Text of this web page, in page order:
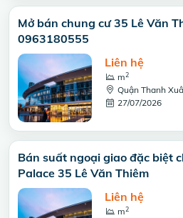
Mở bán chung cư 35 Lê Văn
0963180555
Liên hệ
m2
Quận Thanh
27/07/2026
Bán suất ngoại giao đặc biệt
Palace 35 Lê Văn Thiêm
Liên hệ
m2